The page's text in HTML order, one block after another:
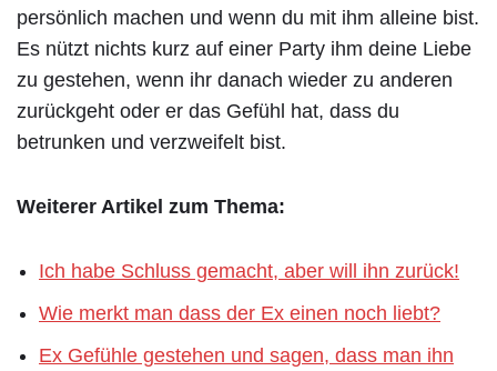
persönlich machen und wenn du mit ihm alleine bist.
Es nützt nichts kurz auf einer Party ihm deine Liebe
zu gestehen, wenn ihr danach wieder zu anderen
zurückgeht oder er das Gefühl hat, dass du
betrunken und verzweifelt bist.
Weiterer Artikel zum Thema:
Ich habe Schluss gemacht, aber will ihn zurück!
Wie merkt man dass der Ex einen noch liebt?
Ex Gefühle gestehen und sagen, dass man ihn